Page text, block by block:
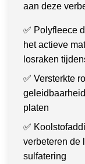
aan deze
✅ Polyfleece
het actieve
losraken
✅ Versterkte
platen
✅
verbeteren de
sulfatering